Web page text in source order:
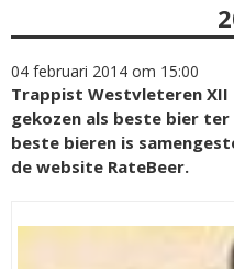
04 februari 2014 om 15:00
Trappist Westvleteren
gekozen als beste bier
beste bieren is
de website RateBeer.